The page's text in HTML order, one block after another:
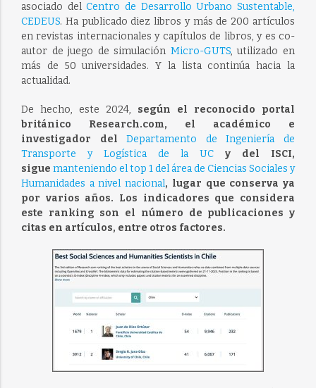
asociado delCentro de Desarrollo Urbano Sustentable,
CEDEUS. Ha publicado diez libros y más de 200 artículos
en revistas internacionales y capítulos de libros, y es co-
autor de juego de simulación Micro-GUTS, utilizado en
más de 50 universidades. Y la lista continúa hacia la
actualidad.
De hecho, este 2024, según el reconocido portal
británico Research.com, el académico e
investigador delDepartamento de Ingeniería de
Transporte y Logística de la UC y del ISCI,
sigue manteniendo el top 1 del área de Ciencias Sociales y
Humanidades a nivel nacional, lugar que conserva ya
por varios años. Los indicadores que considera
este ranking son el número de publicaciones y
citas en artículos, entre otros factores.